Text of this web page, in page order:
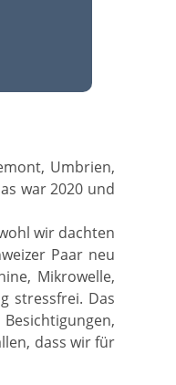
Umbrien,
war 2020 und
wir dachten
Paar neu
Mikrowelle,
stressfrei. Das
dass wir für